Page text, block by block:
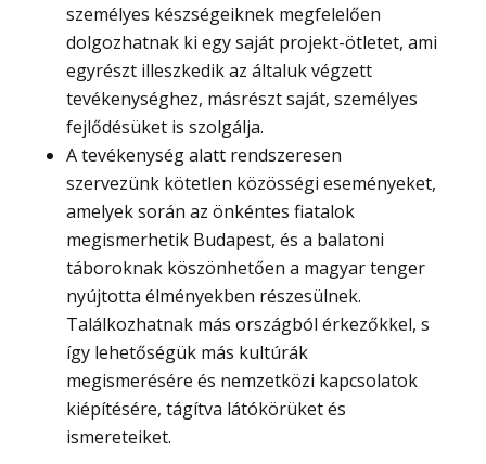
személyes készségeiknek megfelelően
dolgozhatnak ki egy saját projekt-ötletet, ami
egyrészt illeszkedik az általuk végzett
tevékenységhez, másrészt saját, személyes
fejlődésüket is szolgálja.
A tevékenység alatt rendszeresen
szervezünk kötetlen közösségi eseményeket,
amelyek során az önkéntes fiatalok
megismerhetik Budapest, és a balatoni
táboroknak köszönhetően a magyar tenger
nyújtotta élményekben részesülnek.
Találkozhatnak más országból érkezőkkel, s
így lehetőségük más kultúrák
megismerésére és nemzetközi kapcsolatok
kiépítésére, tágítva látókörüket és
ismereteiket.